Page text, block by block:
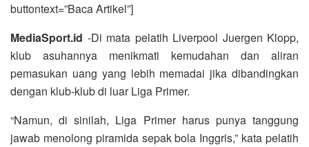
buttontext=”Baca Artikel”]
MediaSport.id -Di mata pelatih Liverpool Juergen Klopp,
klub asuhannya menikmati kemudahan dan aliran
pemasukan uang yang lebih memadai jika dibandingkan
dengan klub-klub di luar Liga Primer.
“Namun, di sinilah, Liga Primer harus punya tanggung
jawab menolong piramida sepak bola Inggris,” kata pelatih